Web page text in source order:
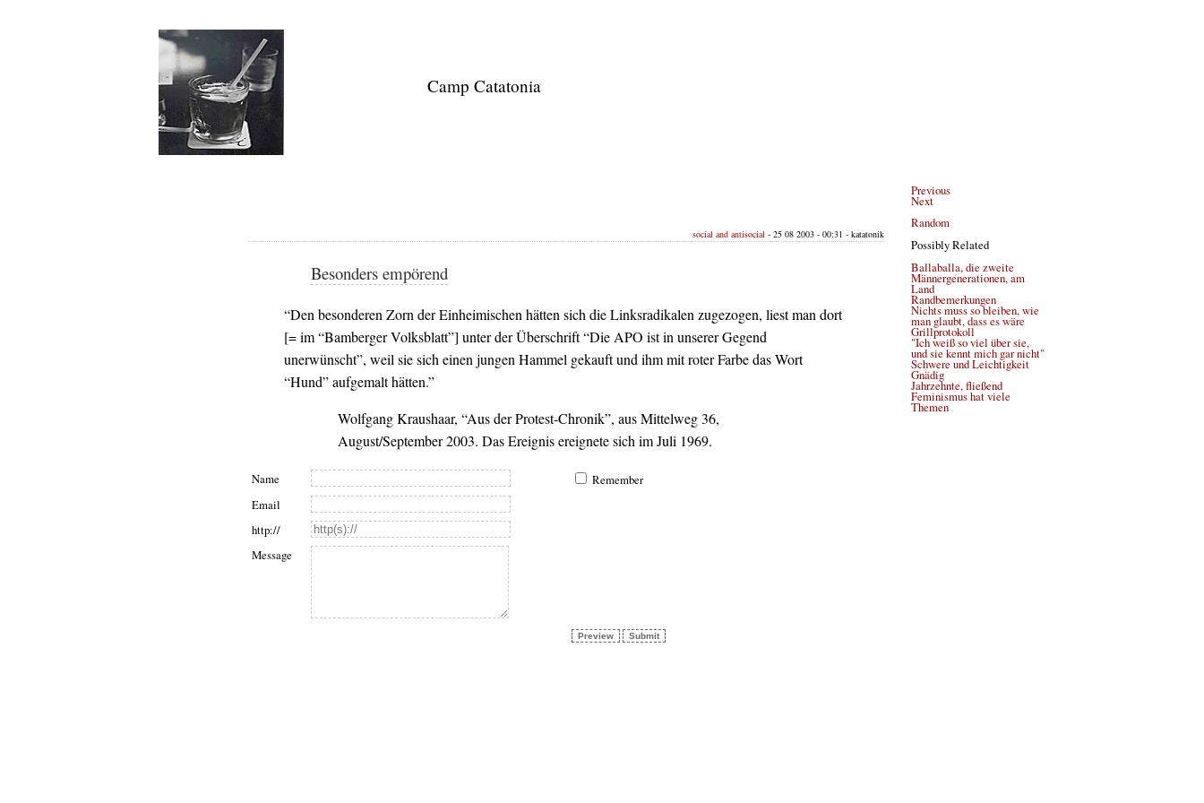
Camp Catatonia
Previous
Next
Random
Possibly Related
Ballaballa, die zweite
Männergenerationen, am
Land
Randbemerkungen
Nichts muss so bleiben, wie
man glaubt, dass es wäre
Grillprotokoll
"Ich weiß so viel über sie,
und sie kennt mich gar nicht"
Schwere und Leichtigkeit
Gnädig
Jahrzehnte, fließend
Feminismus hat viele
Themen
social and antisocial - 25 08 2003 - 00:31 - katatonik
Besonders empörend
“Den besonderen Zorn der Einheimischen hätten sich die Linksradikalen zugezogen, liest man dort
[= im “Bamberger Volksblatt”] unter der Überschrift “Die APO ist in unserer Gegend
unerwünscht”, weil sie sich einen jungen Hammel gekauft und ihm mit roter Farbe das Wort
“Hund” aufgemalt hätten.”
Wolfgang Kraushaar, “Aus der Protest-Chronik”, aus Mittelweg 36,
August/September 2003. Das Ereignis ereignete sich im Juli 1969.
Name
Remember
Email
http://
Message